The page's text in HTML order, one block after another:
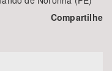
Compartilhe